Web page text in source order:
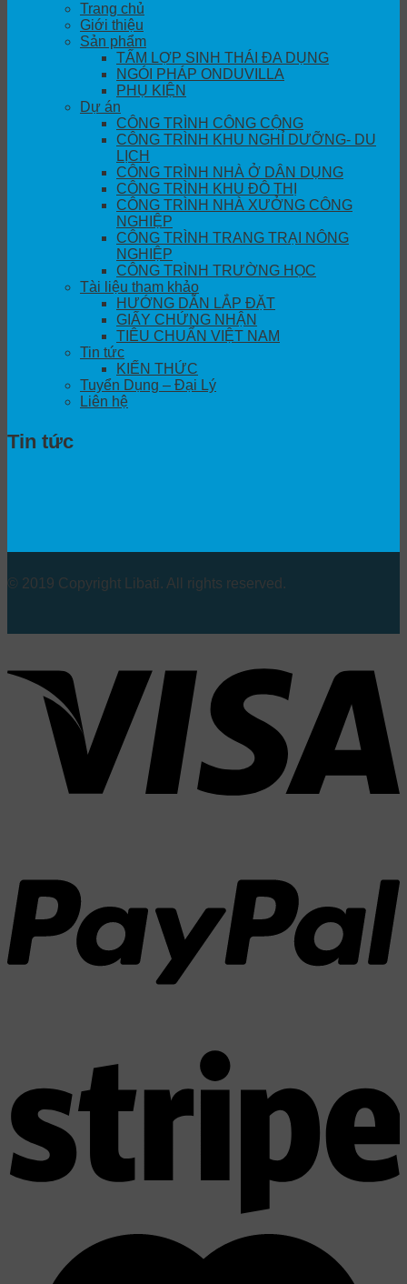
Trang chủ
Giới thiệu
Sản phẩm
TẤM LỢP SINH THÁI ĐA DỤNG
NGÓI PHÁP ONDUVILLA
PHỤ KIỆN
Dự án
CÔNG TRÌNH CÔNG CỘNG
CÔNG TRÌNH KHU NGHỈ DƯỠNG- DU
LỊCH
CÔNG TRÌNH NHÀ Ở DÂN DỤNG
CÔNG TRÌNH KHU ĐÔ THỊ
CÔNG TRÌNH NHÀ XƯỞNG CÔNG
NGHIỆP
CÔNG TRÌNH TRANG TRẠI NÔNG
NGHIỆP
CÔNG TRÌNH TRƯỜNG HỌC
Tài liệu tham khảo
HƯỚNG DẪN LẮP ĐẶT
GIẤY CHỨNG NHẬN
TIÊU CHUẨN VIỆT NAM
Tin tức
KIẾN THỨC
Tuyển Dụng – Đại Lý
Liên hệ
Tin tức
© 2019 Copyright Libati. All rights reserved.